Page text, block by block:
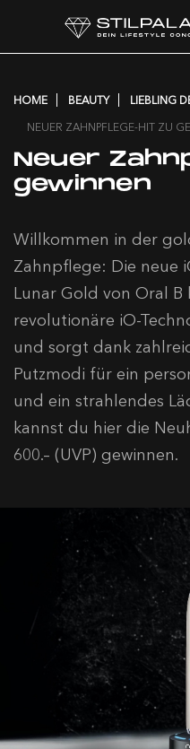
HOME BEAUTY
LIEBLING
NEUER ZAHNPFLEGE-HIT ZU
Neuer
gewinnen
Willkommen in der
Zahnpflege: Die neue
Lunar Gold von Oral
revolutionäre iO-
und sorgt dank
Putzmodi für ein
und ein strahlendes
kannst du hier die
600.– (UVP) gewinnen.